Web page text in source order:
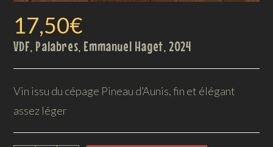
17,50€
VDF, Palabres, Emmanuel Haget, 2024
Vin issu du cépage Pineau d’Aunis, fin et élégant
assez léger